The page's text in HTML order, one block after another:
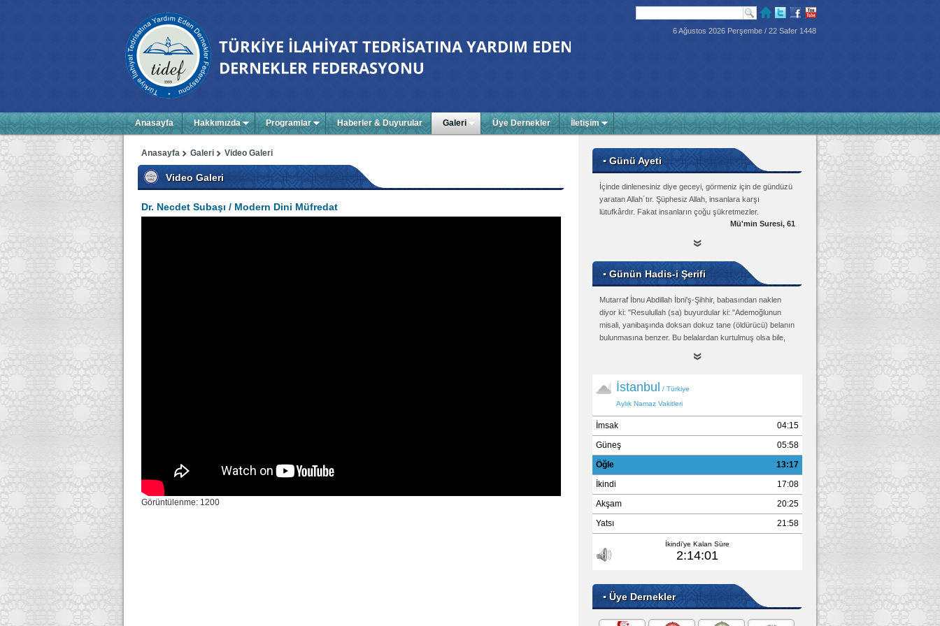
6 Ağustos 2026 Perşembe / 22 Safer 1448
Anasayfa Hakkımızda Programlar Haberler & Duyurular Galeri Üye Dernekler İletişim
Video Galeri
Galeri
Anasayfa
Video Galeri
Dr. Necdet Subaşı / Modern Dini Müfredat
Görüntülenme: 1200
▪ Günü Ayeti
İçinde dinlenesiniz diye geceyi, görmeniz için de gündüzü
yaratan Allah´tır. Şüphesiz Allah, insanlara karşı
lütufkârdır. Fakat insanların çoğu şükretmezler.
Mü'min Suresi, 61
▪ Günün Hadis-i Şerifi
Mutarraf İbnu Abdillah İbni'ş-Şihhir, babasından naklen
diyor ki: "Resulullah (sa) buyurdular ki: "Ademoğlunun
misali, yanibaşında doksan dokuz tane (öldürücü) belanın
bulunmasına benzer. Bu belalardan kurtulmuş olsa bile,
▪ Üye Dernekler